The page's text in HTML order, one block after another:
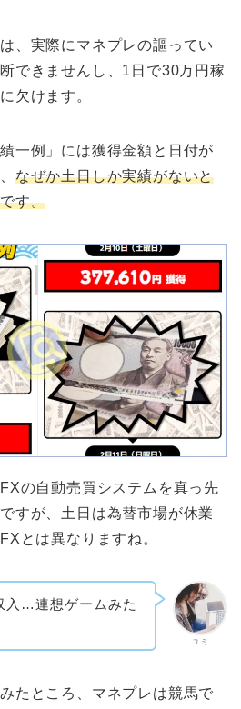
、実際にマネプレの謳ってい
できませんし、1日で30万円稼
欠けます。
一例」には獲得金額と日付が
なぜか土日しか実績がないと
す。
の自動売買システムを真っ先
すが、土日は為替市場が休業
とは異なりますね。
ユミ
入…連想ゲームみた
たところ、マネプレは競馬で